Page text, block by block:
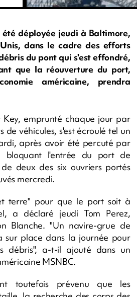
déployée jeudi à Baltimore,
dans le cadre des efforts
du pont qui s'est effondré,
que la réouverture du port,
américaine, prendra
Key, emprunté chaque jour par
de véhicules, s'est écroulé tel un
après avoir été percuté par
bloquant l'entrée du port de
deux des six ouvriers portés
mercredi.
terre" pour que le port soit à
a déclaré jeudi Tom Perez,
Blanche. "Un navire-grue de
sur place dans la journée pour
débris", a-t-il ajouté dans un
MSNBC.
toutefois prévenu que les